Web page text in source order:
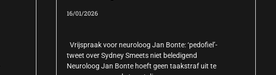
16/01/2026
Vrijspraak voor neuroloog Jan Bonte: ‘pedofiel’-
tweet over Sydney Smeets niet beledigend
Neuroloog Jan Bonte hoeft geen taakstraf uit te